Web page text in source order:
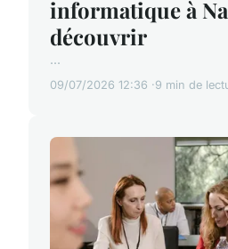
informatique à
découvrir
...
09/07/2026 12:36 9 min de